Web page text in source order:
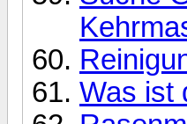
Was ist